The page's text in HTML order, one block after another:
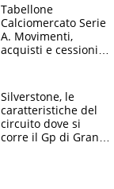
Tabellone
Calciomercato Serie
A. Movimenti,
acquisti e cessioni:
Silverstone, le
caratteristiche del
circuito dove si
corre il Gp di Gran